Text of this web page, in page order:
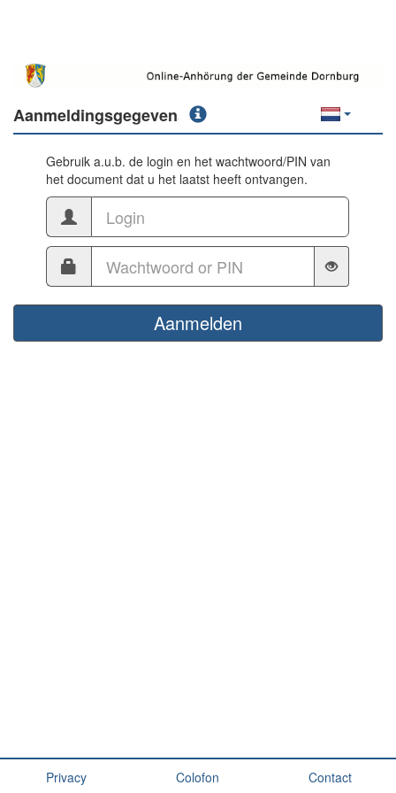
Aanmeldingsgegevens
Gebruik a.u.b. de login en het wachtwoord/PIN van
het document dat u het laatst heeft ontvangen.
Aanmelden
Privacy Colofon Contact